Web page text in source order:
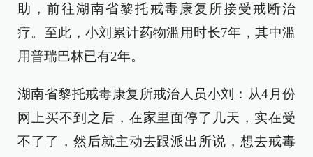
助，前往湖南省黎托戒毒康复所接受戒断治
疗。至此，小刘累计药物滥用时长7年，其中滥
用普瑞巴林已有2年。
湖南省黎托戒毒康复所戒治人员小刘：从4月份
网上买不到之后，在家里面停了几天，实在受
不了了，然后就主动去跟派出所说，想去戒毒